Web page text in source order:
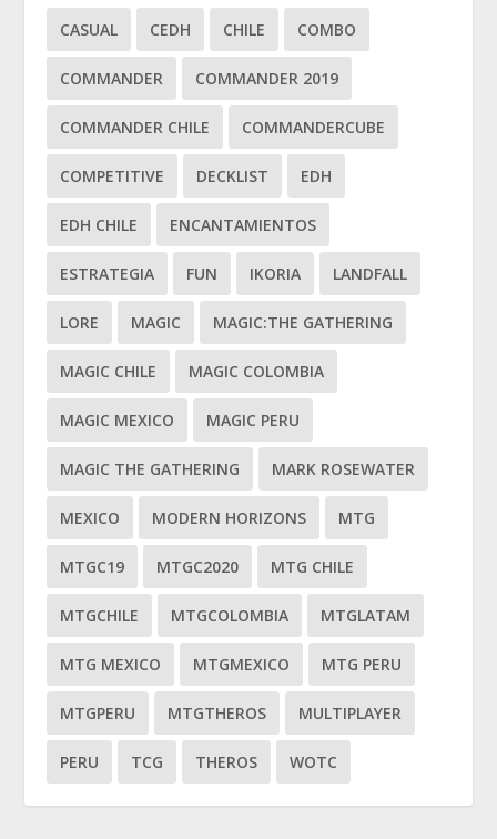
CASUAL CEDH CHILE COMBO
COMMANDER COMMANDER 2019
COMMANDER CHILE COMMANDERCUBE
COMPETITIVE DECKLIST EDH
EDH CHILE ENCANTAMIENTOS
ESTRATEGIA FUN IKORIA LANDFALL
LORE MAGIC MAGIC:THE GATHERING
MAGIC CHILE MAGIC COLOMBIA
MAGIC MEXICO MAGIC PERU
MAGIC THE GATHERING MARK ROSEWATER
MEXICO MODERN HORIZONS MTG
MTGC19 MTGC2020 MTG CHILE
MTGCHILE MTGCOLOMBIA MTGLATAM
MTG MEXICO MTGMEXICO MTG PERU
MTGPERU MTGTHEROS MULTIPLAYER
PERU TCG THEROS WOTC